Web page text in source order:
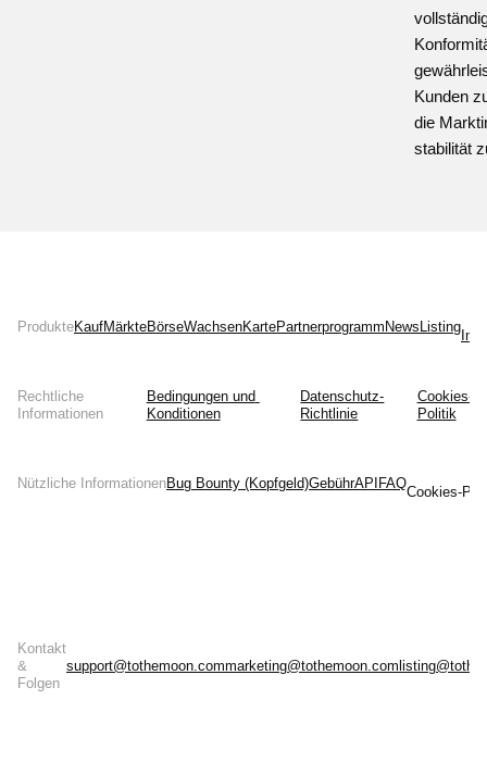
Kunden
die
stabilität
ProdukteKaufMärkteBörseWachsenKartePartnerprogramm News Listing
Rechtliche
Informationen
Bedingungen und
Konditionen
Datenschutz-
Richtlinie
Cookies-
Politik
Nützliche InformationenBug Bounty (Kopfgeld)GebührAPI FAQ
Cookies-
Kontakt
&
Folgen
support@tothemoon.commarketing@tothemoon.com